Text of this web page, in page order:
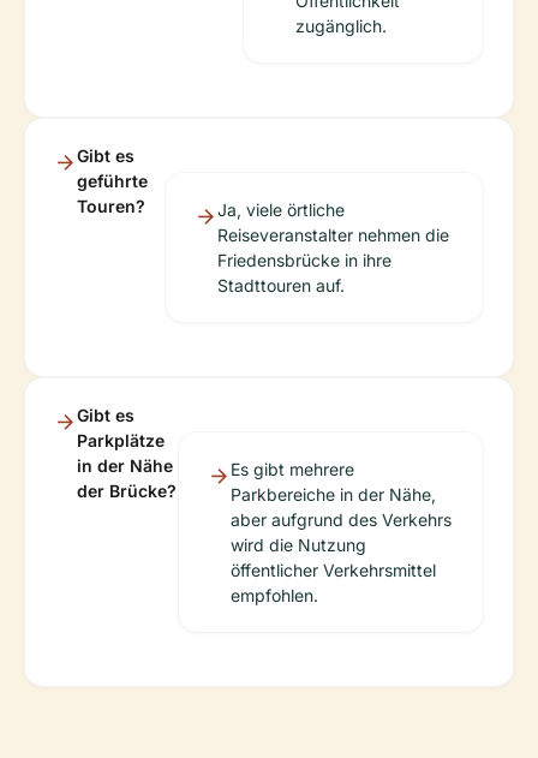
zugänglich.
Gibt es
geführte
Touren?
Ja, viele örtliche
Reiseveranstalter nehmen die
Friedensbrücke in ihre
Stadttouren auf.
Gibt es
Parkplätze
in der Nähe
der Brücke?
Es gibt mehrere
Parkbereiche in der Nähe,
aber aufgrund des Verkehrs
wird die Nutzung
öffentlicher Verkehrsmittel
empfohlen.